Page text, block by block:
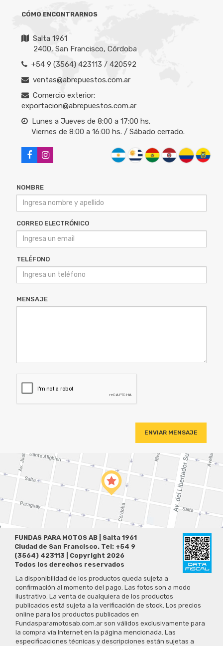
Salta 1961
+54 9 (3564) 423113 / 420592
ventas@abrepuestos.com.ar
Comercio exterior:
exportacion@abrepuestos.com.ar
Lunes a Jueves de 8:00 a 17:00 hs.
Viernes de 8:00 a 16:00 hs. / Sábado cerrado.
CORREO ELECTRÓNICO
TELÉFONO
MENSAJE
FUNDAS PARA MOTOS AB | Salta 1961
Ciudad de San Francisco. Tel: +54 9
(3564) 423113 | Copyright 2026
Todos los derechos reservados
La disponibilidad de los productos queda sujeta a
confirmación al momento del pago. Las fotos son a modo
ilustrativo. La venta de cualquiera de los productos
publicados está sujeta a la verificación de stock. Los precios
online para los productos publicados en
Fundasparamotosab.com.ar son válidos exclusivamente para
la compra vía Internet en la página mencionada. Las
especificaciones técnicas y descripciones están sujetas a
cambios sin previo aviso.